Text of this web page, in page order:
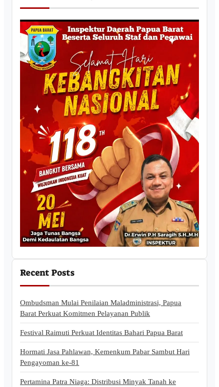
Recent Posts
Ombudsman Mulai Penilaian Maladministrasi, Papua
Barat Perkuat Komitmen Pelayanan Publik
Festival Raimuti Perkuat Identitas Bahari Papua Barat
Hormati Jasa Pahlawan, Kemenkum Pabar Sambut Hari
Pengayoman ke-81
Pertamina Patra Niaga: Distribusi Minyak Tanah ke